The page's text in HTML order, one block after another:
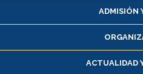
Matrícula
Inscripción y
Consulta y
ADMISIÓN
ACTUALIDAD